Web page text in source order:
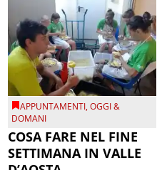
APPUNTAMENTI,OGGI &
DOMANI
COSA FARE NEL FINE
SETTIMANA IN VALLE